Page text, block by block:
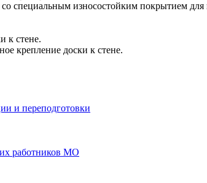
специальным износостойким покрытием
к стене.
крепление доски к стене.
и переподготовки
работников МО